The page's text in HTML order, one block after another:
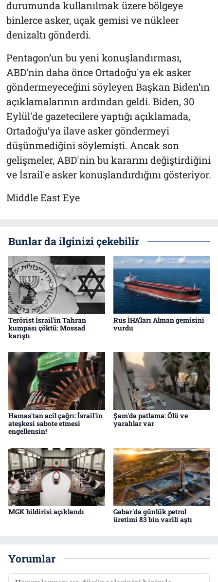
durumunda kullanılmak üzere bölgeye
binlerce asker, uçak gemisi ve nükleer
denizaltı gönderdi.
Pentagon’un bu yeni konuşlandırması,
ABD’nin daha önce Ortadoğu'ya ek asker
göndermeyeceğini söyleyen Başkan Biden’ın
açıklamalarının ardından geldi. Biden, 30
Eylül'de gazetecilere yaptığı açıklamada,
Ortadoğu’ya ilave asker göndermeyi
düşünmediğini söylemişti. Ancak son
gelişmeler, ABD'nin bu kararını değiştirdiğini
ve İsrail'e asker konuşlandırdığını gösteriyor.
Middle East Eye
Bunlar da ilginizi çekebilir
Terörist İsrail'in Tahran
kumpası çöktü: Mossad
karıştı
Rus İHA’ları Alman gemisini
vurdu
Hamas'tan acil çağrı: İsrail'in
ateşkesi sabote etmesi
engellensin!
Şam'da patlama: Ölü ve
yaralılar var
MGK bildirisi açıklandı
Gabar'da günlük petrol
üretimi 83 bin varili aştı
Yorumlar